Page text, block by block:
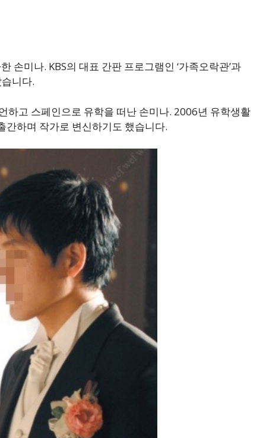
손미나. KBS의 대표 간판 프로그램인 ‘가족오락관’과
니다.
하고 스페인으로 유학을 떠난 손미나. 2006년 유학생활
간하며 작가로 변신하기도 했습니다.